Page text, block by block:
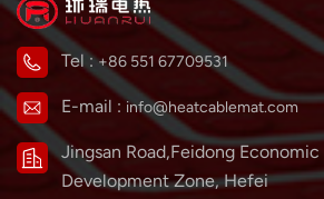
Tel :+86 551 67709531
E-mail :info@heatcablemat.com
Jingsan Road,Feidong Economic
Development Zone, Hefei